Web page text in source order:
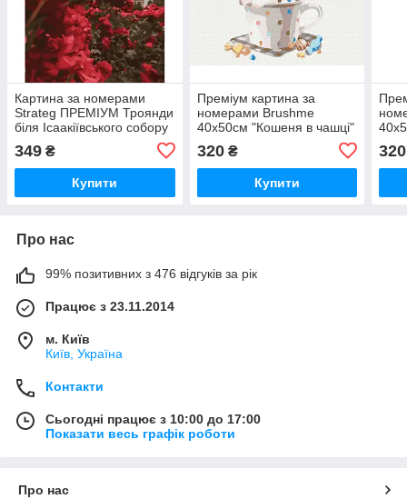
Картина за номерами
Strateg ПРЕМІУМ Троянди
біля Ісаакіївського собору
з лаком розміром 40х50
см (GS1241)
349 ₴
Купити
Преміум картина за
номерами Brushme
40x50см "Кошеня в чашці"
320₴
Купити
320
Про нас
99% позитивних з 476 відгуків за рік
Працює з 23.11.2014
м. Київ
Київ, Україна
Контакти
Сьогодні працює з 10:00 до 17:00
Показати весь графік роботи
Про нас